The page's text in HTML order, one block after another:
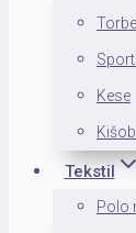
Torbe
Kese
Tekstil
Polo